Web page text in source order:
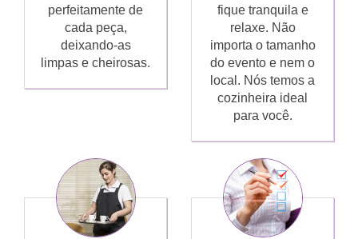
perfeitamente de
cada peça,
deixando-as
limpas e cheirosas.
fique tranquila e
relaxe. Não
importa o tamanho
do evento e nem o
local. Nós temos a
cozinheira ideal
para você.